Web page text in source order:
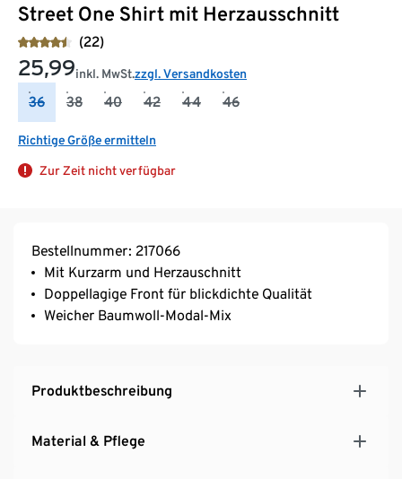
Street One Shirt mit Herzausschnitt
(22)
25,99inkl. MwSt.zzgl. Versandkosten
36 38 40 42 44 46
Richtige Größe ermitteln
Zur Zeit nicht verfügbar
Bestellnummer: 217066
Mit Kurzarm und Herzauschnitt
Doppellagige Front für blickdichte Qualität
Weicher Baumwoll-Modal-Mix
Produktbeschreibung
Material & Pflege